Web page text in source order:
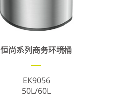
恒尚系列商务环境桶
EK9056
50L/60L